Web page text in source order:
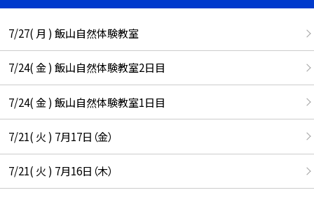
7/27( 月 ) 飯山自然体験教室
7/24( 金 ) 飯山自然体験教室2日目
7/24( 金 ) 飯山自然体験教室1日目
7/21( 火 ) 7月17日（金）
7/21( 火 ) 7月16日（木）